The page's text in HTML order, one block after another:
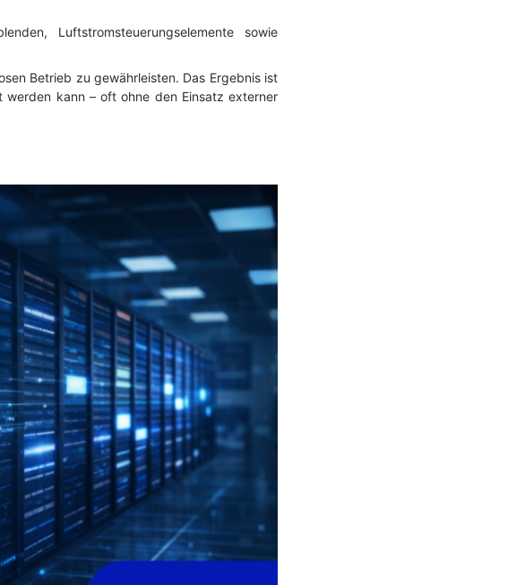
Luftstromsteuerungselemente sowie
Betrieb zu gewährleisten. Das Ergebnis ist
kann – oft ohne den Einsatz externer